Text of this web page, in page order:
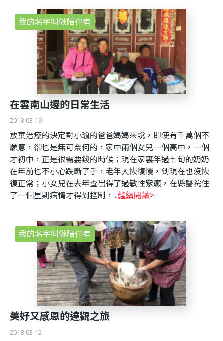
我的名字叫做陪伴者
在雲南山邊的日常生活
2018-03-19
放棄治療的決定對小瑜的爸爸媽媽來說，即使有千萬個不
願意，卻也是無可奈何的，家中兩個女兒一個高中，一個
才初中，正是很需要錢的時候；現在家裏年過七旬的奶奶
在年前也不小心跌斷了手，老年人恢復慢，到現在也沒恢
復正常；小女兒在去年查出得了過敏性紫癜，在縣醫院住
了一個星期病情才得到控制，...繼續閱讀
我的名字叫做陪伴者
美好又感恩的達觀之旅
2018-03-12